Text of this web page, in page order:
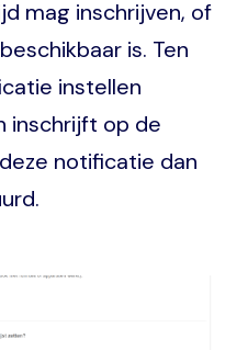
mag inschrijven, of
is. Ten
instellen
inschrijft op de
notificatie dan